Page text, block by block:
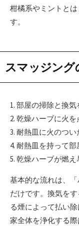
柑橘系やミントと
す。
スマッジング
1. 部屋の掃除と換気
2. 乾燥ハーブに火を
3. 耐熱皿に火のつ
4. 耐熱皿を持って
5. 乾燥ハーブが燃
基本的な流れは、
だけです。換気を
る煙によって払い除
家全体を浄化する